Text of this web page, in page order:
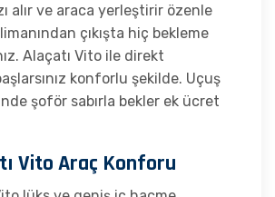
alır ve araca yerleştirir özenle
çıkışta hiç bekleme
Alaçatı Vito ile direkt
konforlu şekilde. Uçuş
şoför sabırla bekler ek ücret
Vito Araç Konforu